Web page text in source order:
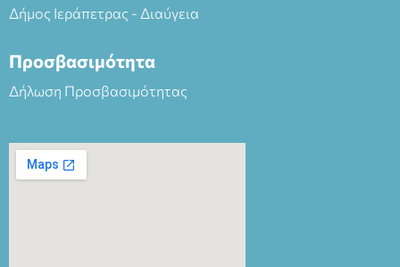
Δήμος Ιεράπετρας - Διαύγεια
Προσβασιμότητα
Δήλωση Προσβασιμότητας